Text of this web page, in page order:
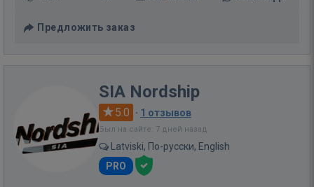
Предложить заказ
SIA Nordship
5.0 · 1 отзывов
Был на сайте: 7 дней назад
Latviski, По-русски, English
PRO